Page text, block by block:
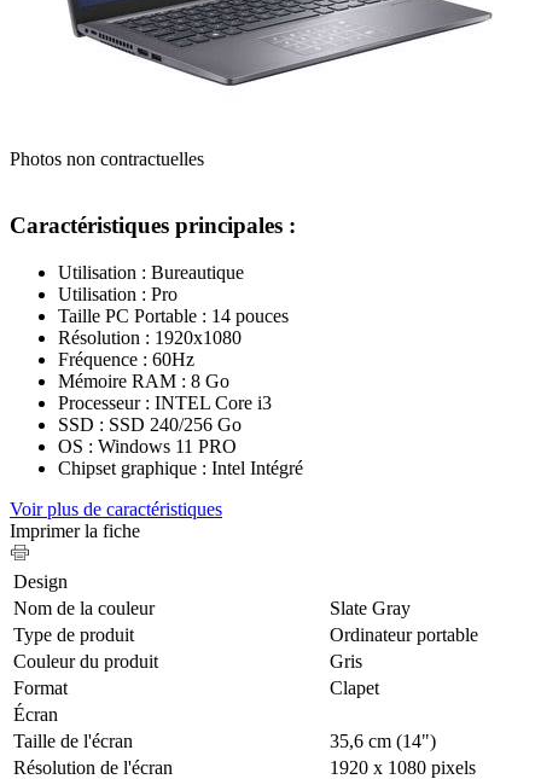
Photos non contractuelles
Caractéristiques principales :
Utilisation : Bureautique
Utilisation : Pro
Taille PC Portable : 14 pouces
Résolution : 1920x1080
Fréquence : 60Hz
Mémoire RAM : 8 Go
Processeur : INTEL Core i3
SSD : SSD 240/256 Go
OS : Windows 11 PRO
Chipset graphique : Intel Intégré
Voir plus de caractéristiques
Imprimer la fiche
Design
Nom de la couleur
Slate Gray
Type de produit
Ordinateur portable
Couleur du produit
Gris
Format
Clapet
Écran
Taille de l'écran
35,6 cm (14")
Résolution de l'écran
1920 x 1080 pixels